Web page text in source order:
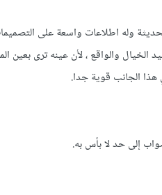
وله اطلاعات واسعة على
والواقع ، لأن عينه ترى بعين
الجانب قوية جدا.
إلى حد لا بأس به.